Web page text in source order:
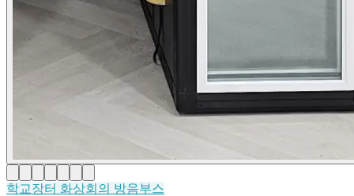
학교장터 화상회의 방음부스